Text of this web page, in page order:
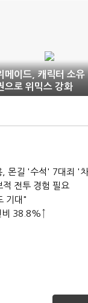
메이드, 캐릭터 소유
으로 위믹스 강화
, 몬길 '수석' 7대죄 '
전투 경험 필요
기대"
비 38.8%↑